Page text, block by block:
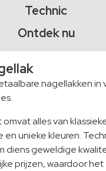
Technic
Ontdek nu
nagellakken in
omvat alles van
unieke kleuren.
diens geweldige
prijzen, waardoor het